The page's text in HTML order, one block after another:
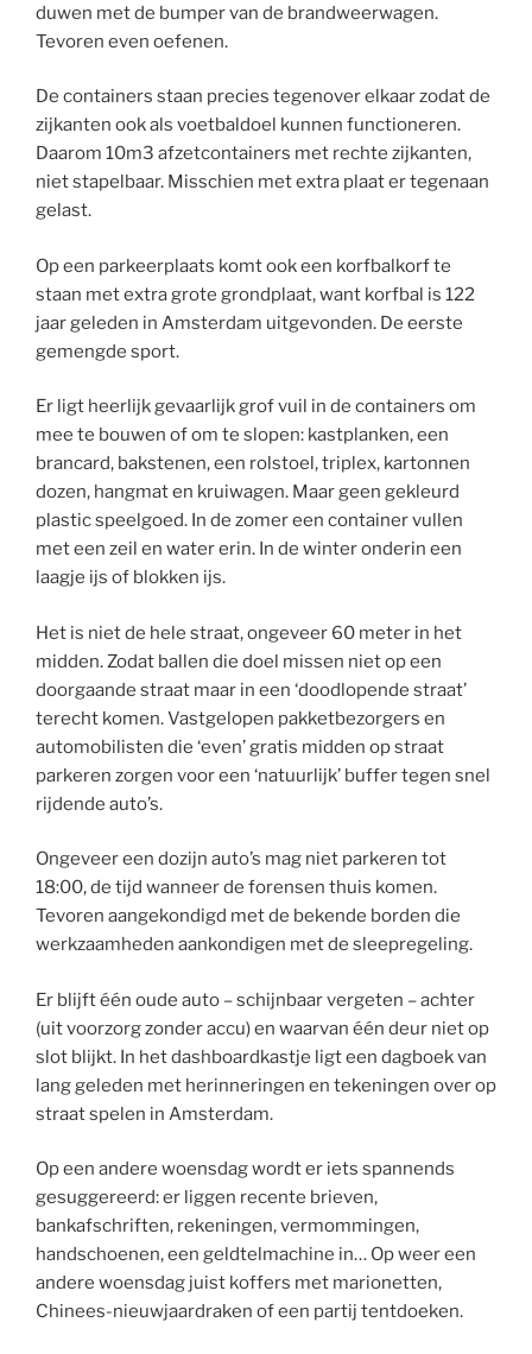
duwen met de bumper van de brandweerwagen.
Tevoren even oefenen.
De containers staan precies tegenover elkaar zodat de
zijkanten ook als voetbaldoel kunnen functioneren.
Daarom 10m3 afzetcontainers met rechte zijkanten,
niet stapelbaar. Misschien met extra plaat er tegenaan
gelast.
Op een parkeerplaats komt ook een korfbalkorf te
staan met extra grote grondplaat, want korfbal is 122
jaar geleden in Amsterdam uitgevonden. De eerste
gemengde sport.
Er ligt heerlijk gevaarlijk grof vuil in de containers om
mee te bouwen of om te slopen: kastplanken, een
brancard, bakstenen, een rolstoel, triplex, kartonnen
dozen, hangmat en kruiwagen. Maar geen gekleurd
plastic speelgoed. In de zomer een container vullen
met een zeil en water erin. In de winter onderin een
laagje ijs of blokken ijs.
Het is niet de hele straat, ongeveer 60 meter in het
midden. Zodat ballen die doel missen niet op een
doorgaande straat maar in een ‘doodlopende straat’
terecht komen. Vastgelopen pakketbezorgers en
automobilisten die ‘even’ gratis midden op straat
parkeren zorgen voor een ‘natuurlijk’ buffer tegen snel
rijdende auto’s.
Ongeveer een dozijn auto’s mag niet parkeren tot
18:00, de tijd wanneer de forensen thuis komen.
Tevoren aangekondigd met de bekende borden die
werkzaamheden aankondigen met de sleepregeling.
Er blijft één oude auto – schijnbaar vergeten – achter
(uit voorzorg zonder accu) en waarvan één deur niet op
slot blijkt. In het dashboardkastje ligt een dagboek van
lang geleden met herinneringen en tekeningen over op
straat spelen in Amsterdam.
Op een andere woensdag wordt er iets spannends
gesuggereerd: er liggen recente brieven,
bankafschriften, rekeningen, vermommingen,
handschoenen, een geldtelmachine in… Op weer een
andere woensdag juist koffers met marionetten,
Chinees-nieuwjaardraken of een partij tentdoeken.